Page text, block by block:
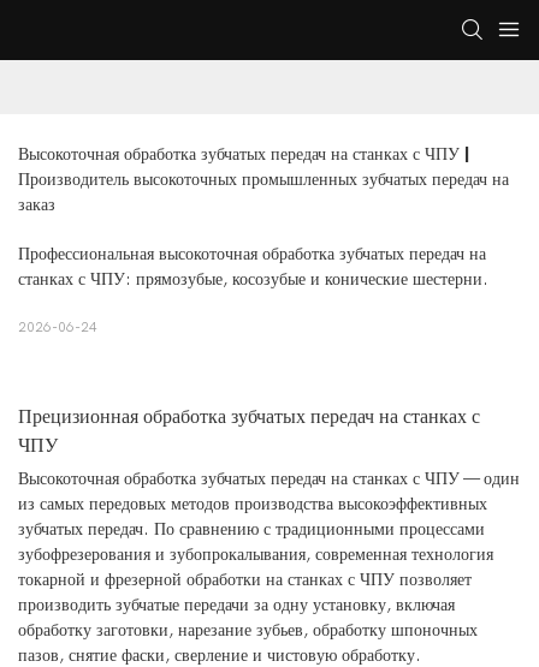
Высокоточная обработка зубчатых передач на станках с ЧПУ |
Производитель высокоточных промышленных зубчатых передач на
заказ
Профессиональная высокоточная обработка зубчатых передач на
станках с ЧПУ: прямозубые, косозубые и конические шестерни.
2026-06-24
Прецизионная обработка зубчатых передач на станках с
ЧПУ
Высокоточная обработка зубчатых передач на станках с ЧПУ — один
из самых передовых методов производства высокоэффективных
зубчатых передач. По сравнению с традиционными процессами
зубофрезерования и зубопрокалывания, современная технология
токарной и фрезерной обработки на станках с ЧПУ позволяет
производить зубчатые передачи за одну установку, включая
обработку заготовки, нарезание зубьев, обработку шпоночных
пазов, снятие фаски, сверление и чистовую обработку.